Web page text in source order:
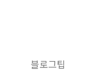
블로그팁